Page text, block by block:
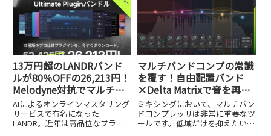
13万円超のLANDRバンド
ルが80％OFFの26,213円！
Melodyne対抗でマルチト
ラック編集可能なRePitch
2も誕生し年末セール開始
AIによるオンラインマスタリング
サービスで有名になった
LANDR。近年は高品位なプラグ
マルチバンドコンプの常識
を覆す！自由配置バンド
×Delta Matrixで音を再構
築する次世代プラグイン、
FUTURE MB
ミキシングにおいて、マルチバン
ドコンプレッサは非常に重要なツ
ールです。低域だけを抑えたい、